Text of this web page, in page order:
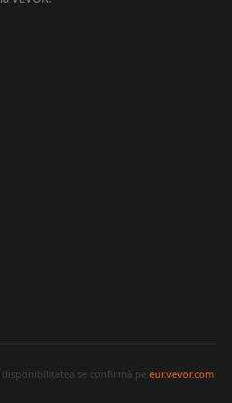
disponibilitatea se confirmă pe eur.vevor.com